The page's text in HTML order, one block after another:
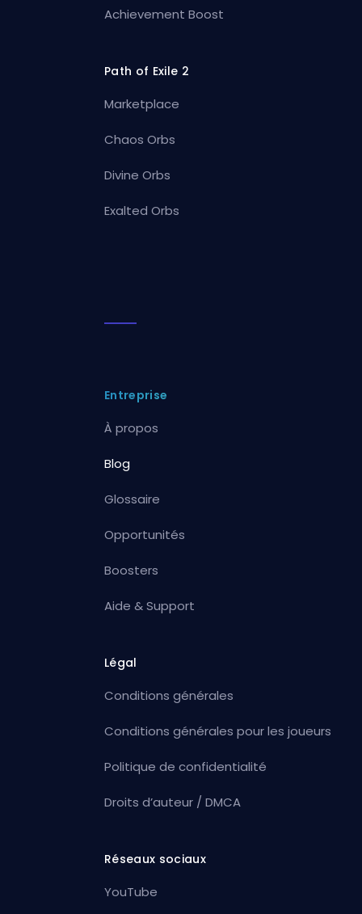
Achievement Boost
Path of Exile 2
Marketplace
Chaos Orbs
Divine Orbs
Exalted Orbs
Entreprise
À propos
Blog
Glossaire
Opportunités
Boosters
Aide & Support
Légal
Conditions générales
Conditions générales pour les joueurs
Politique de confidentialité
Droits d’auteur / DMCA
Réseaux sociaux
YouTube